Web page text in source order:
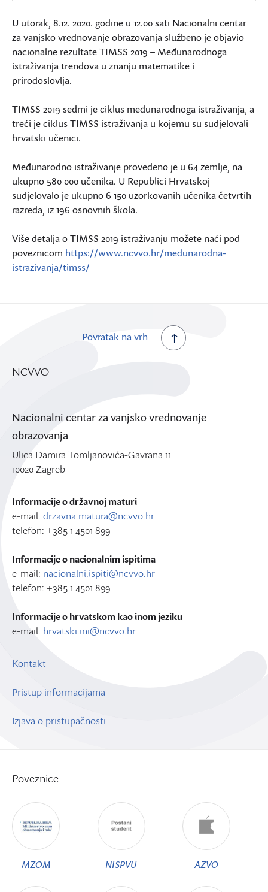
U utorak, 8.12. 2020. godine u 12.00 sati Nacionalni centar
za vanjsko vrednovanje obrazovanja službeno je objavio
nacionalne rezultate TIMSS 2019 – Međunarodnoga
istraživanja trendova u znanju matematike i
prirodoslovlja.
TIMSS 2019 sedmi je ciklus međunarodnoga istraživanja, a
treći je ciklus TIMSS istraživanja u kojemu su sudjelovali
hrvatski učenici.
Međunarodno istraživanje provedeno je u 64 zemlje, na
ukupno 580 000 učenika. U Republici Hrvatskoj
sudjelovalo je ukupno 6 150 uzorkovanih učenika četvrtih
razreda, iz 196 osnovnih škola.
Više detalja o TIMSS 2019 istraživanju možete naći pod
poveznicom https://www.ncvvo.hr/medunarodna-
istrazivanja/timss/
Povratak na vrh
NCVVO
Nacionalni centar za vanjsko vrednovanje
obrazovanja
Ulica Damira Tomljanovića-Gavrana 11
10020 Zagreb
Informacije o državnoj maturi
e-mail: drzavna.matura@ncvvo.hr
telefon: +385 1 4501 899
Informacije o nacionalnim ispitima
e-mail: nacionalni.ispiti@ncvvo.hr
telefon: +385 1 4501 899
Informacije o hrvatskom kao inom jeziku
e-mail: hrvatski.ini@ncvvo.hr
Kontakt
Pristup informacijama
Izjava o pristupačnosti
Poveznice
MZOM NISPVU AZVO